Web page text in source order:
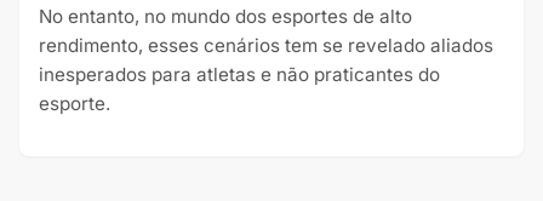
No entanto, no mundo dos esportes de alto
rendimento, esses cenários tem se revelado aliados
inesperados para atletas e não praticantes do
esporte.